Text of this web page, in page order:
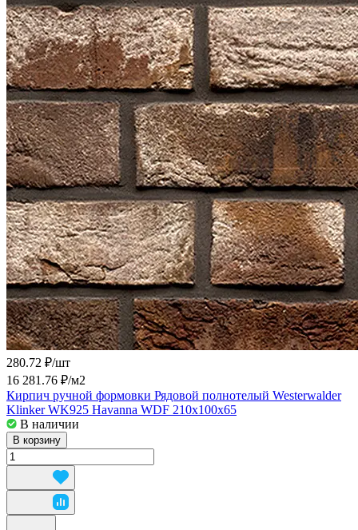
280.72 ₽/шт
16 281.76 ₽/м2
Кирпич ручной формовки Рядовой полнотелый Westerwalder
Klinker WK925 Havanna WDF 210x100x65
В наличии
В корзину